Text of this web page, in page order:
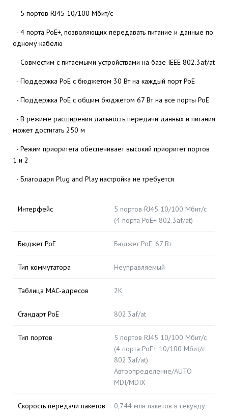
- 5 портов RJ45 10/100 Мбит/с
- 4 порта PoE+, позволяющих передавать питание и данные по
одному кабелю
- Совместим с питаемыми устройствами на базе IEEE 802.3af/at
- Поддержка PoE с бюджетом 30 Вт на каждый порт PoE
- Поддержка PoE с общим бюджетом 67 Вт на все порты PoE
- В режиме расширения дальность передачи данных и питания
может достигать 250 м
- Режим приоритета обеспечивает высокий приоритет портов
1 и 2
- Благодаря Plug and Play настройка не требуется
Интерфейс
5 портов RJ45 10/100 Мбит/с
(4 порта PoE+ 802.3af/at)
Бюджет PoE Бюджет PoE: 67 Вт
Тип коммутатора Неуправляемый
Таблица MAC-адресов 2K
Стандарт PoE 802.3af/at
Тип портов
5 портов RJ45 10/100 Мбит/с
(4 порта PoE+ 10/100 Мбит/с
802.3af/at)
Автоопределение/AUTO
MDI/MDIX
Скорость передачи пакетов 0,744 млн пакетов в секунду